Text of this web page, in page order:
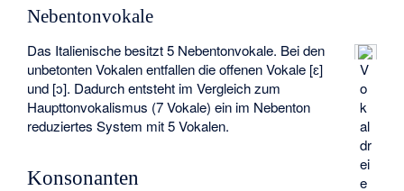
Nebentonvokale
V
o
k
al
dr
ei
e
Das Italienische besitzt 5 Nebentonvokale. Bei den
unbetonten Vokalen entfallen die offenen Vokale [ɛ]
und [ɔ]. Dadurch entsteht im Vergleich zum
Haupttonvokalismus (7 Vokale) ein im Nebenton
reduziertes System mit 5 Vokalen.
Konsonanten